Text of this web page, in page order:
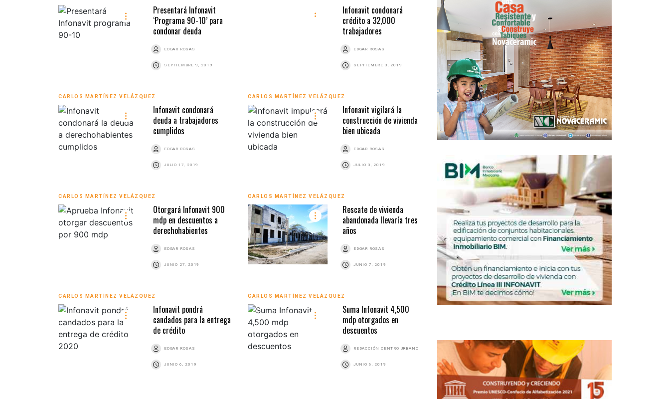
Presentará Infonavit
‘Programa 90-10’ para
condonar deuda
EDGAR ROSAS
SEPTIEMBRE 9, 2019
Infonavit condonará
crédito a 32,000
trabajadores
EDGAR ROSAS
SEPTIEMBRE 3, 2019
CARLOS MARTÍNEZ VELÁZQUEZ
Infonavit condonará
deuda a trabajadores
cumplidos
EDGAR ROSAS
JULIO 17, 2019
CARLOS MARTÍNEZ VELÁZQUEZ
Infonavit vigilará la
construcción de vivienda
bien ubicada
EDGAR ROSAS
JULIO 3, 2019
CARLOS MARTÍNEZ VELÁZQUEZ
Otorgará Infonavit 900
mdp en descuentos a
derechohabientes
EDGAR ROSAS
JUNIO 27, 2019
CARLOS MARTÍNEZ VELÁZQUEZ
Rescate de vivienda
abandonada llevaría tres
años
EDGAR ROSAS
JUNIO 7, 2019
CARLOS MARTÍNEZ VELÁZQUEZ
Infonavit pondrá
candados para la entrega
de crédito
EDGAR ROSAS
JUNIO 6, 2019
CARLOS MARTÍNEZ VELÁZQUEZ
Suma Infonavit 4,500
mdp otorgados en
descuentos
REDACCIÓN CENTRO URBANO
JUNIO 6, 2019